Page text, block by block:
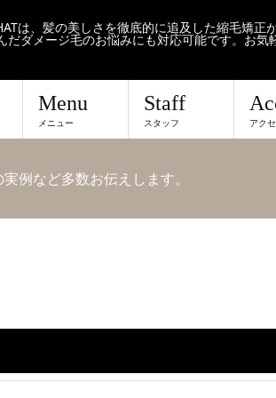
は、髪の美しさを徹底的に追及した縮毛矯正
ダメージ毛のお悩みにも対応可能です。お気
Menu
メニュー
Staff
スタッフ アク
例など多数お伝えします。